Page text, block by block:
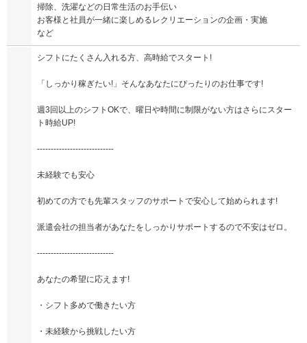
掃除、洗濯などの日常生活のお手伝い
お客様と社員が一緒に楽しめるレクリエーションの企画・実施
など
シフトにたくさん入れる方、高時給でスタート!
「しっかり稼ぎたい!」そんなあなたにぴったりのお仕事です!
週3回以上のシフトOKで、曜日や時間に制限がない方はさらにスター
ト時給UP!
----------------------------
未経験でも安心
初めての方でも先輩スタッフのサポートで安心して始められます!
派遣会社の担当者があなたをしっかりサポートするので不安はゼロ。
----------------------------
あなたの希望に応えます!
・シフト多めで働きたい方
・未経験から挑戦したい方